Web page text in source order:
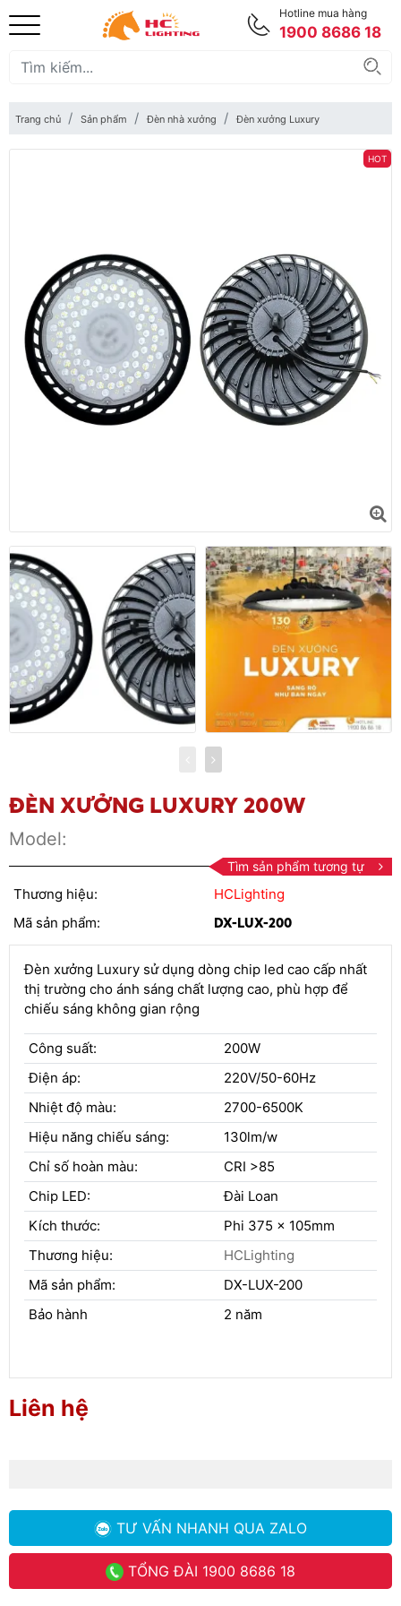
Hotline mua hàng
1900 8686 18
Trang chủ Sản phẩm Đèn nhà xưởng Đèn xưởng Luxury
HOT
ĐÈN XƯỞNG LUXURY 200W
Model:
Tìm sản phẩm tương tự
Thương hiệu:
HCLighting
Mã sản phẩm:
DX-LUX-200
Đèn xưởng Luxury sử dụng dòng chip led cao cấp nhất
thị trường cho ánh sáng chất lượng cao, phù hợp để
chiếu sáng không gian rộng
Công suất:
200W
Điện áp:
220V/50-60Hz
Nhiệt độ màu:
2700-6500K
Hiệu năng chiếu sáng:
130lm/w
Chỉ số hoàn màu:
CRI >85
Chip LED:
Đài Loan
Kích thước:
Phi 375 x 105mm
Thương hiệu:
HCLighting
Mã sản phẩm:
DX-LUX-200
Bảo hành
2 năm
Liên hệ
TƯ VẤN NHANH QUA ZALO
TỔNG ĐÀI 1900 8686 18